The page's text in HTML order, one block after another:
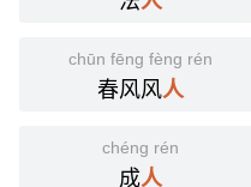
chūn fēng fèng rén
春风风人
chéng rén
成人